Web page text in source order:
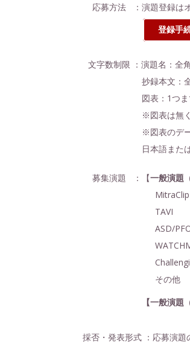
応募方法 ：演題登録は
登録手
文字数制限 ：演題名：全
抄録本文：
図表：1つま
※図表は無
※図表のデ
日本語また
募集演題 ：【一般演題
MitraClip
TAVI
ASD/
その他
【一般演題
採否・発表形式 ：応募演題